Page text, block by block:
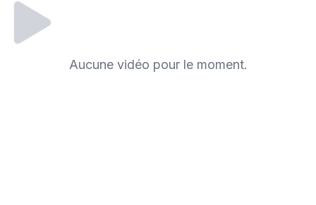
Aucune vidéo pour le moment.